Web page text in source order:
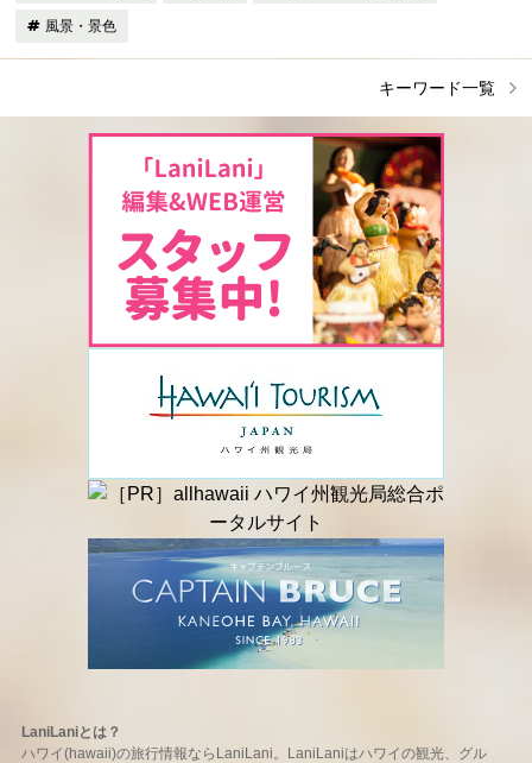
風景・景色
キーワード一覧
LaniLaniとは？
ハワイ(hawaii)の旅行情報ならLaniLani。LaniLaniはハワイの観光、グル